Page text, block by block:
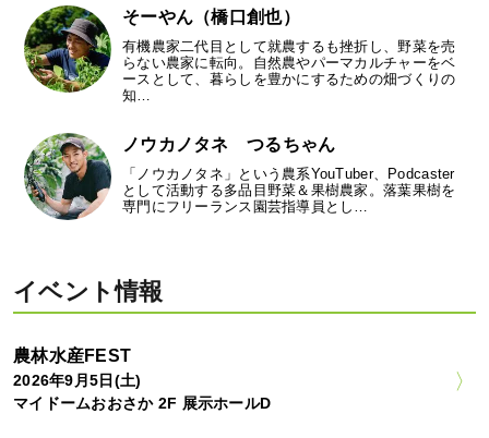
そーやん（橋口創也）
有機農家二代目として就農するも挫折し、野菜を売
らない農家に転向。自然農やパーマカルチャーをベ
ースとして、暮らしを豊かにするための畑づくりの
知…
ノウカノタネ つるちゃん
「ノウカノタネ」という農系YouTuber、Podcaster
として活動する多品目野菜＆果樹農家。落葉果樹を
専門にフリーランス園芸指導員とし…
イベント情報
農林水産FEST
2026年9月5日(土)
マイドームおおさか 2F 展示ホールD